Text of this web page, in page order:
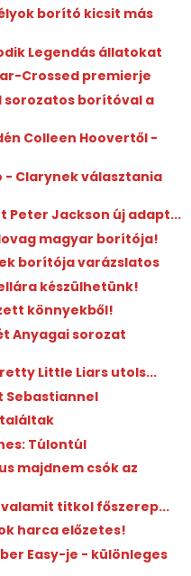
borító kicsit más
Legendás állatokat
Crossed premierje
sorozatos borítóval a
Colleen Hoovertől -
- Clarynek választania
Peter Jackson új adapt...
magyar borítója!
borítója varázslatos
készülhetünk!
könnyekből!
Anyagai sorozat
Little Liars utols...
Sebastiannel
találtak
Túlontúl
majdnem csók az
valamit titkol főszerep...
harca előzetes!
Easy-je - különleges